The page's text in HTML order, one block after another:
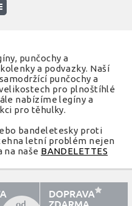
punčochy a
a podvazky. Naší
punčochy a
pro plnoštíhlé
nabízíme legíny a
pro těhulky.
bandeletesky proti
letní problém nejen
na naše BANDELETTES